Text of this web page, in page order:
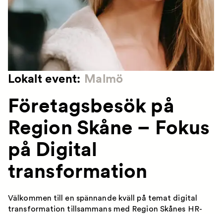
Lokalt event: Malmö
Företagsbesök på
Region Skåne – Fokus
på Digital
transformation
Välkommen till en spännande kväll på temat digital
transformation tillsammans med Region Skånes HR-